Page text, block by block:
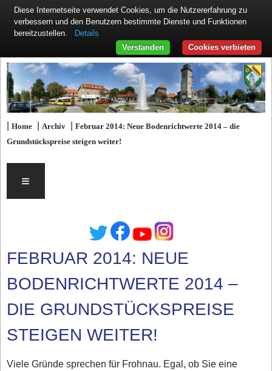
|Home |Archiv |Februar 2014: Neue Bodenrichtwerte 2014 – die
Grundstückspreise steigen weiter!
≡
FEBRUAR 2014: NEUE
BODENRICHTWERTE 2014 –
DIE GRUNDSTÜCKSPREISE
STEIGEN WEITER!
Viele Gründe sprechen für Frohnau. Egal, ob Sie eine
Diese Internetseite verwendet Cookies, um die Nutzererfahrung zu
verbessern und den Benutzern bestimmte Dienste und Funktionen
bereitzustellen.
Details
Cookies verbieten
Verstanden